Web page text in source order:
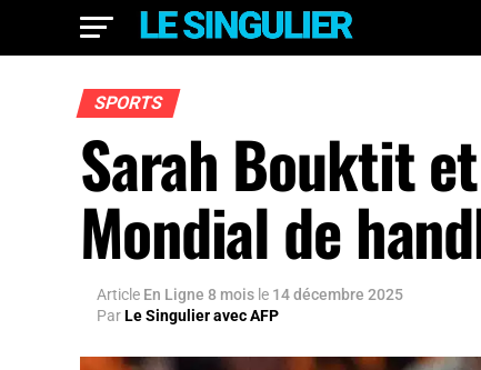
SPORTS
Sarah Bouktit
Mondial de
Article En Ligne 8 mois le 14 décembre 2025
ParLe Singulier avec AFP